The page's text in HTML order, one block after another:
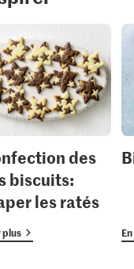
des
biscuits:
les ratés
plus